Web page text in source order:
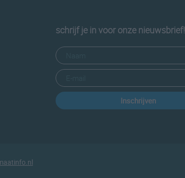
schrijf je in voor onze nieuwsbrief!
Inschrijven